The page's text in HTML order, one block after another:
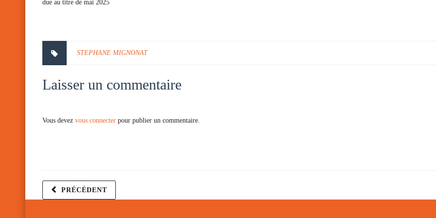
due au titre de mai 2025
STEPHANE MIGNONAT
Laisser un commentaire
Vous devez vous connecter pour publier un commentaire.
PRÉCÉDENT